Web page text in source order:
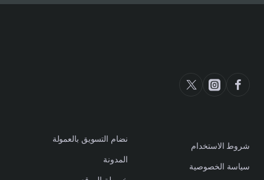
شروط الاستخدام
سياسة الخصوصية
نضام التسويق بالعمولة
المدونة